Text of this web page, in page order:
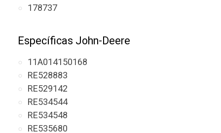
178737
Específicas John-Deere
11A014150168
RE528883
RE529142
RE534544
RE534548
RE535680